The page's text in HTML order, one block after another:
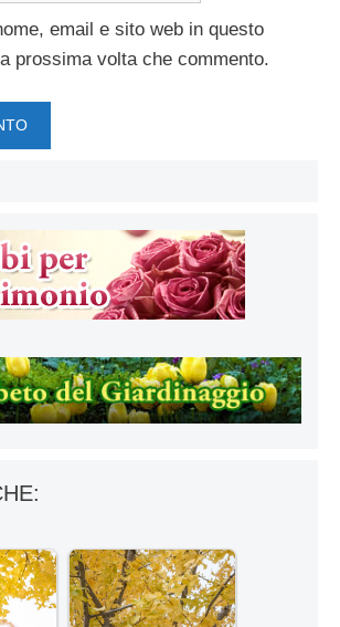
email e sito web in questo
prossima volta che commento.